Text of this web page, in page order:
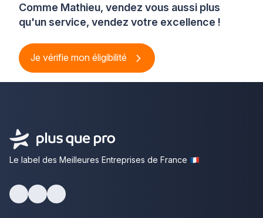
Comme Mathieu, vendez vous aussi plus
qu'un service, vendez votre excellence !
Je vérifie mon éligibilité
Le label des Meilleures Entreprises de France